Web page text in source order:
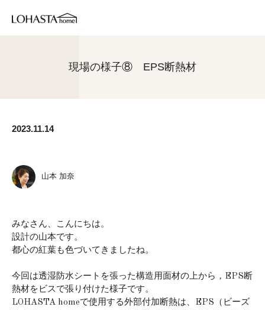
現場の様子⑧ EPS断熱材
2023.11.14
山本 加奈
みなさん、こんにちは。
設計の山本です。
都心の紅葉も色づいてきましたね。
今回は透湿防水シートを張った構造用面材の上から，EPS断
熱材をビスで張り付けた様子です。
LOHASTA homeで使用する外部付加断熱は、EPS（ビーズ